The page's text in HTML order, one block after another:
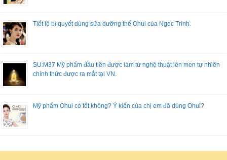
Tiết lộ bí quyết dùng sữa dưỡng thể Ohui của Ngọc Trinh.
SU:M37 Mỹ phẩm đầu tiên được làm từ nghệ thuật lên men tự nhiên
chính thức được ra mắt tại VN.
Mỹ phẩm Ohui có tốt không? Ý kiến của chị em đã dùng Ohui?